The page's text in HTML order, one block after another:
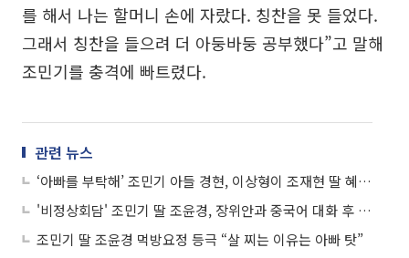
를 해서 나는 할머니 손에 자랐다. 칭찬을 못 들었다.
그래서 칭찬을 들으려 더 아둥바둥 공부했다”고 말해
조민기를 충격에 빠트렸다.
관련 뉴스
‘아빠를 부탁해’ 조민기 아들 경현, 이상형이 조재현 딸 혜정 “우리 시간을 갖자”
'비정상회담' 조민기 딸 조윤경, 장위안과 중국어 대화 후 포옹 "팬이에요"
조민기 딸 조윤경 먹방요정 등극 “살 찌는 이유는 아빠 탓”